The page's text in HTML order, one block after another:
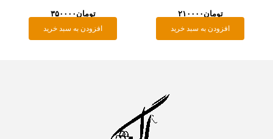
تومان۲۱۰۰۰۰
افزودن به سبد خرید
تومان۳۵۰۰۰۰
افزودن به سبد خرید